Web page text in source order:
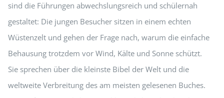
sind die Führungen abwechslungsreich und schülernah
gestaltet: Die jungen Besucher sitzen in einem echten
Wüstenzelt und gehen der Frage nach, warum die einfache
Behausung trotzdem vor Wind, Kälte und Sonne schützt.
Sie sprechen über die kleinste Bibel der Welt und die
weltweite Verbreitung des am meisten gelesenen Buches.